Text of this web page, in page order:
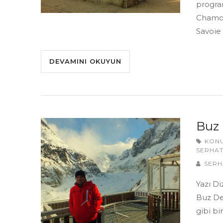
DEVAMINI OKUYUN
Buz
Yazı
Buz
gibi